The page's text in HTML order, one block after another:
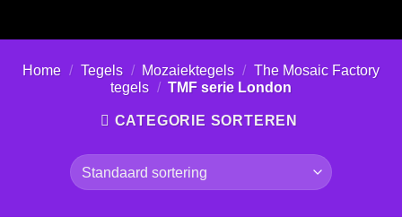
Home / Tegels / Mozaiektegels / The Mosaic Factory
tegels / TMF serie London
CATEGORIE SORTEREN